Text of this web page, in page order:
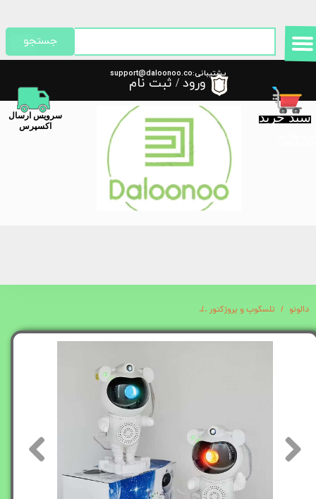
پشتیبانی:support@daloonoo.co
m
سبد خرید
​سرویس ارسال
اکسپرس
جستجو
ورود / ثبت نام
حساب کاربری من
تغییر گذر واژه
سفارشات
خروج از حساب کاربری
دالونو تلسکوپ و پروژکتور